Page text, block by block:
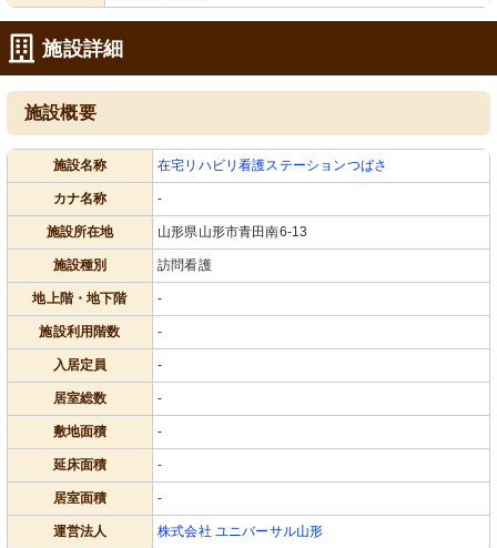
施設詳細
施設概要
施設名称 在宅リハビリ看護ステーションつばさ
カナ名称 -
施設所在地 山形県山形市青田南6-13
施設種別 訪問看護
地上階・地下階 -
施設利用階数 -
入居定員 -
居室総数 -
敷地面積 -
延床面積 -
居室面積 -
運営法人 株式会社 ユニバーサル山形